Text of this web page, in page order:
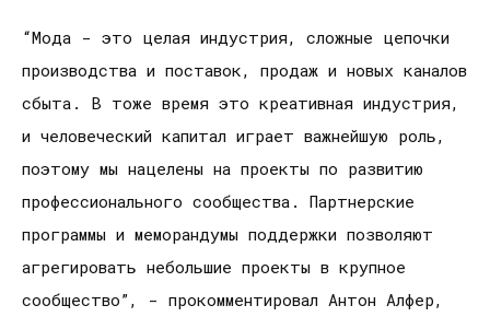
“Мода - это целая индустрия, сложные цепочки
производства и поставок, продаж и новых каналов
сбыта. В тоже время это креативная индустрия,
и человеческий капитал играет важнейшую роль,
поэтому мы нацелены на проекты по развитию
профессионального сообщества. Партнерские
программы и меморандумы поддержки позволяют
агрегировать небольшие проекты в крупное
сообщество”, - прокомментировал Антон Алфер,